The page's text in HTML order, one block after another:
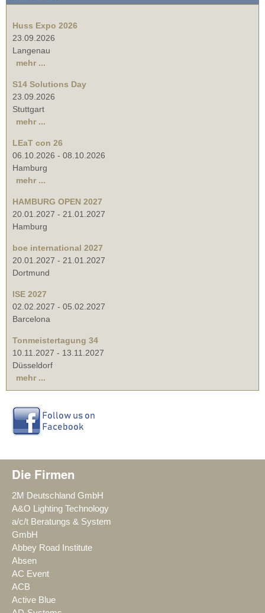
Huss Expo 2026
23.09.2026
Langenau
mehr ...
S14 Solutions Day
23.09.2026
Stuttgart
mehr ...
LEaT con 26
06.10.2026 - 08.10.2026
Hamburg
mehr ...
HAMBURG OPEN 2027
20.01.2027 - 21.01.2027
Hamburg
boe international 2027
20.01.2027 - 21.01.2027
Dortmund
ISE 2027
02.02.2027 - 05.02.2027
Barcelona
Tonmeistertagung 34
10.11.2027 - 13.11.2027
Düsseldorf
mehr ...
Die Firmen
2M Deutschland GmbH
A&O Lighting Technology
a/c/t Beratungs & System
GmbH
Abbey Road Institute
Absen
AC Event
ACB
Active Blue